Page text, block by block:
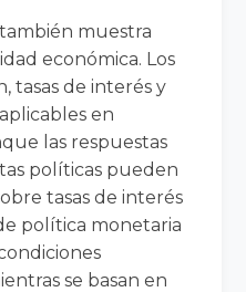
muestra
económica. Los
tasas de interés y
en
las respuestas
políticas pueden
tasas de interés
política monetaria
se basan en